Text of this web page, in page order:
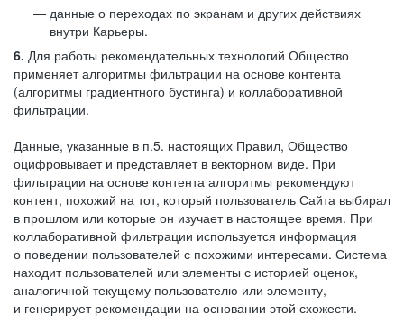
данные о переходах по экранам и других действиях
внутри Карьеры.
6. Для работы рекомендательных технологий Общество
применяет алгоритмы фильтрации на основе контента
(алгоритмы градиентного бустинга) и коллаборативной
фильтрации.
Данные, указанные в п.5. настоящих Правил, Общество
оцифровывает и представляет в векторном виде. При
фильтрации на основе контента алгоритмы рекомендуют
контент, похожий на тот, который пользователь Сайта выбирал
в прошлом или которые он изучает в настоящее время. При
коллаборативной фильтрации используется информация
о поведении пользователей с похожими интересами. Система
находит пользователей или элементы с историей оценок,
аналогичной текущему пользователю или элементу,
и генерирует рекомендации на основании этой схожести.